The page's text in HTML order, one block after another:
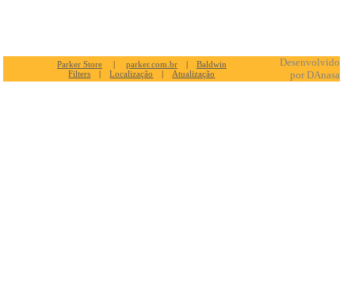
Parker Store | parker.com.br |
Baldwin
Filters
| Localização | Atualização
Desenvolvido
por DAnasa